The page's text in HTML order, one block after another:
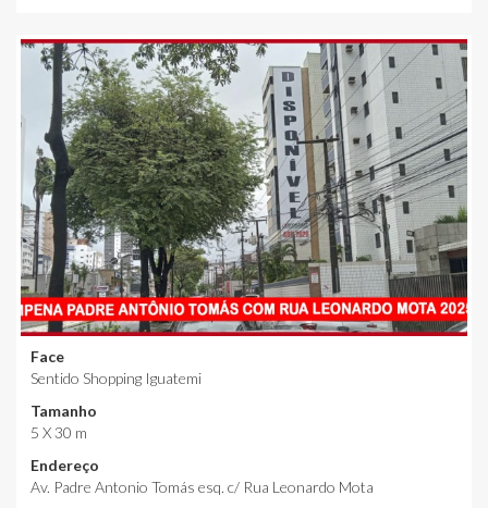
Face
Sentido Shopping Iguatemi
Tamanho
5 X 30 m
Endereço
Av. Padre Antonio Tomás esq. c/ Rua Leonardo Mota